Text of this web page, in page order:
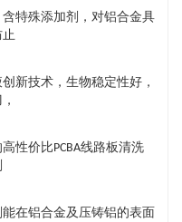
特殊添加剂，对铝合金具
止
新技术，生物稳定性好，
性价比PCBA线路板清洗
在铝合金及压铸铝的表面